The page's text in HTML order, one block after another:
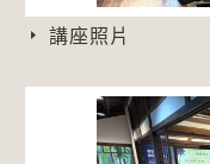
講座照片